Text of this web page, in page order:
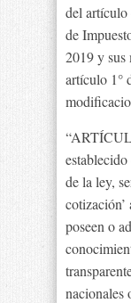
del artículo
de
2019 y sus
artículo 1°
de la ley,
poseen o
nacionales